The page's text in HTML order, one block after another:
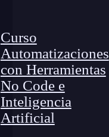
Curso
Automatizaciones
con Herramientas
No Code e
Inteligencia
Artificial